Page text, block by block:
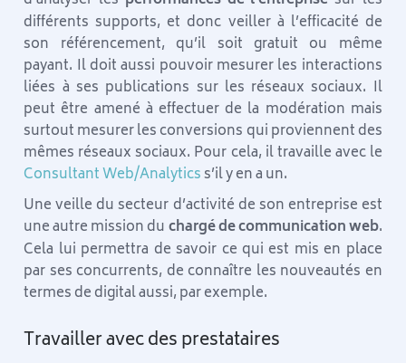
différents supports, et donc veiller à l’efficacité de
son référencement, qu’il soit gratuit ou même
payant. Il doit aussi pouvoir mesurer les interactions
liées à ses publications sur les réseaux sociaux. Il
peut être amené à effectuer de la modération mais
surtout mesurer les conversions qui proviennent des
mêmes réseaux sociaux. Pour cela, il travaille avec le
Consultant Web/Analyticss’il y en a un.
Une veille du secteur d’activité de son entreprise est
une autre mission duchargé de communication web.
Cela lui permettra de savoir ce qui est mis en place
par ses concurrents, de connaître les nouveautés en
termes de digital aussi, par exemple.
Travailler avec des prestataires